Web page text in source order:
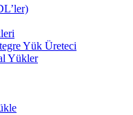
Yük Üreteci
Yükler